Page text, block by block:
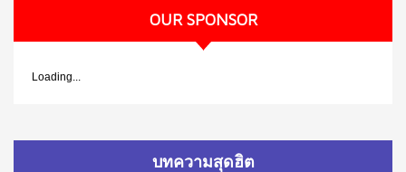
OUR SPONSOR
Loading...
บทความสุดฮิต